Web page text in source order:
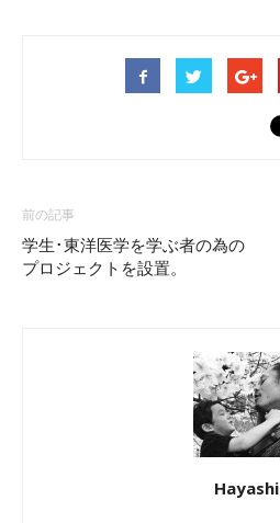
前の記事
学生･東洋医学を学ぶ者の為の
プロジェクトを設置。
Hayashi